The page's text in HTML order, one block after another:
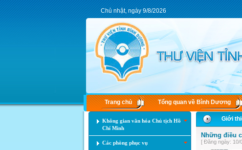
Chủ nhật, ngày 9/8/2026
Trang chủ Tổng quan về Bình Dương
Không gian văn hóa Chủ tịch Hồ
Chí Minh
Các phòng phục vụ
Giới
Những điều
[ Đăng ngày: 10/